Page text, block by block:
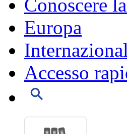
Conoscere
Europa
Accesso